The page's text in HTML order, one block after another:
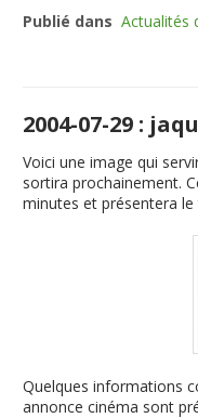
Publié dans Actualités
2004-07-29 :
Voici une image qui
sortira prochainement.
minutes et présentera le
Quelques informations
annonce cinéma sont